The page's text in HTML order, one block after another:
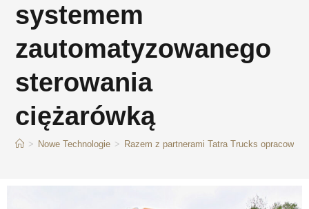
systemem
zautomatyzowanego
sterowania
ciężarówką
> Nowe Technologie > Razem z partnerami Tatra Trucks